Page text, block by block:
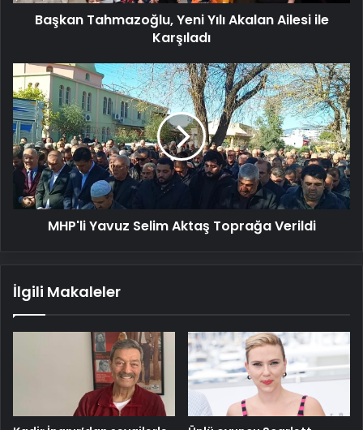
Başkan Tahmazoğlu, Yeni Yılı Akalan Ailesi ile
Karşıladı
MHP'li
Yavuz
Selim
Aktaş
Toprağa
Verildi
MHP'li Yavuz Selim Aktaş Toprağa Verildi
İlgili Makaleler